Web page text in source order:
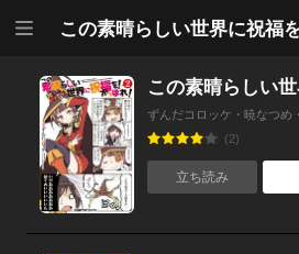
この素晴らしい世界に祝福
ずんだコロッケ・暁なつめ
(2)
立ち読み